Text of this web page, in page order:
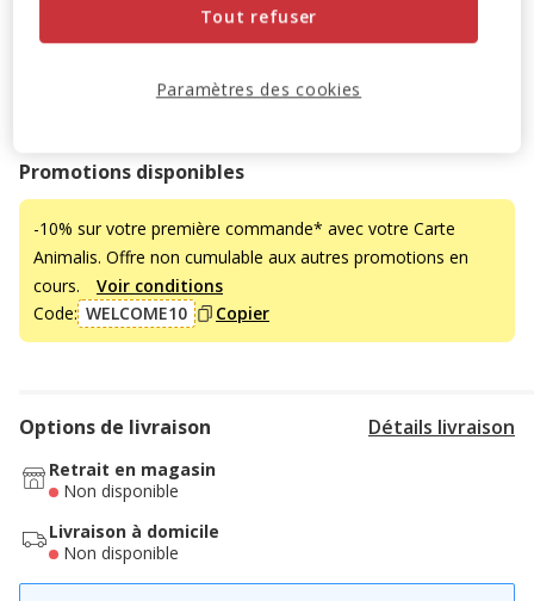
Promotions disponibles
-10% sur votre première commande* avec votre Carte
Animalis. Offre non cumulable aux autres promotions en
cours.
Voir conditions
Code: WELCOME10 Copier
Temporairement en rupture de stock
Options de livraison Détails livraison
Retrait en magasin
Non disponible
Livraison à domicile
Non disponible
Tout refuser
Paramètres des cookies